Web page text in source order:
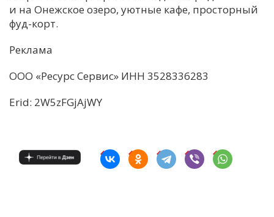
и на Онежское озеро, уютные кафе, просторный
фуд-корт.
Реклама
ООО «Ресурс Сервис» ИНН 3528336283
Erid: 2W5zFGjAjWY